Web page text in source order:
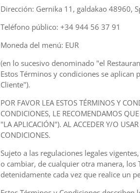
Dirección: Gernika 11, galdakao 48960,
Teléfono público: +34 944 56 37 91
Moneda del menú: EUR
(en lo sucesivo denominado "el
Estos Términos y condiciones se
Cliente").
POR FAVOR LEA ESTOS TÉRMINOS Y
CONDICIONES, LE RECOMENDAMOS
"LA APLICACIÓN"). AL ACCEDER Y/O
CONDICIONES.
Sujeto a las regulaciones legales
o cambiar, de cualquier otra manera, los
detenidamente cada vez que realice un